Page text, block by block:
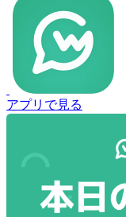
アプリで見る